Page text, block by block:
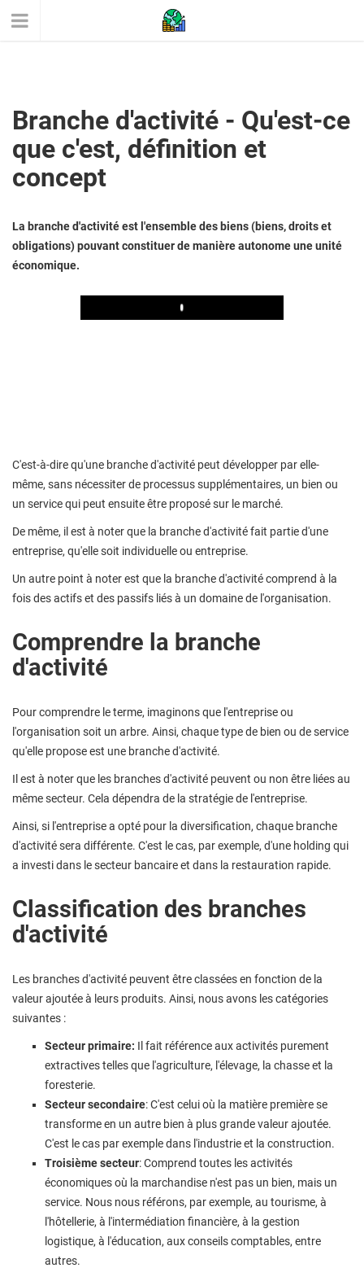
Branche d'activité - Qu'est-ce
que c'est, définition et
concept
La branche d'activité est l'ensemble des biens (biens, droits et
obligations) pouvant constituer de manière autonome une unité
économique.
Play
C'est-à-dire qu'une branche d'activité peut développer par elle-
même, sans nécessiter de processus supplémentaires, un bien ou
un service qui peut ensuite être proposé sur le marché.
De même, il est à noter que la branche d'activité fait partie d'une
entreprise, qu'elle soit individuelle ou entreprise.
Un autre point à noter est que la branche d'activité comprend à la
fois des actifs et des passifs liés à un domaine de l'organisation.
Comprendre la branche
d'activité
Pour comprendre le terme, imaginons que l'entreprise ou
l'organisation soit un arbre. Ainsi, chaque type de bien ou de service
qu'elle propose est une branche d'activité.
Il est à noter que les branches d'activité peuvent ou non être liées au
même secteur. Cela dépendra de la stratégie de l'entreprise.
Ainsi, si l'entreprise a opté pour la diversification, chaque branche
d'activité sera différente. C'est le cas, par exemple, d'une holding qui
a investi dans le secteur bancaire et dans la restauration rapide.
Classification des branches
d'activité
Les branches d'activité peuvent être classées en fonction de la
valeur ajoutée à leurs produits. Ainsi, nous avons les catégories
suivantes :
Secteur primaire: Il fait référence aux activités purement
extractives telles que l'agriculture, l'élevage, la chasse et la
foresterie.
Secteur secondaire: C'est celui où la matière première se
transforme en un autre bien à plus grande valeur ajoutée.
C'est le cas par exemple dans l'industrie et la construction.
Troisième secteur: Comprend toutes les activités
économiques où la marchandise n'est pas un bien, mais un
service. Nous nous référons, par exemple, au tourisme, à
l'hôtellerie, à l'intermédiation financière, à la gestion
logistique, à l'éducation, aux conseils comptables, entre
autres.